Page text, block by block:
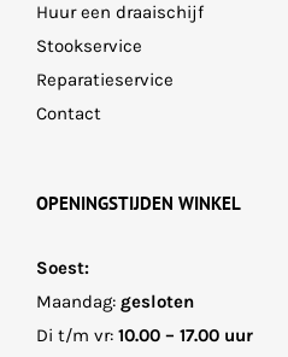
Huur een draaischijf
Stookservice
Reparatieservice
Contact
OPENINGSTIJDEN WINKEL
Soest:
Maandag: gesloten
Di t/m vr: 10.00 – 17.00 uur